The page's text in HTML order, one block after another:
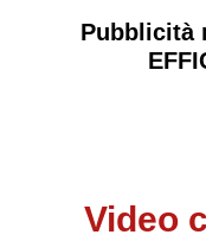
Pubblicità
Video